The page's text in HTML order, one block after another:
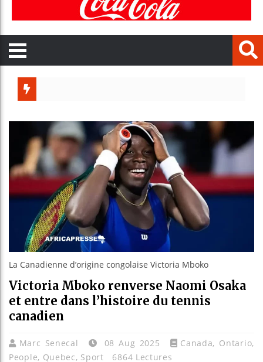
Aliko
La Canadienne d’origine congolaise Victoria Mboko
Victoria Mboko renverse Naomi Osaka
et entre dans l’histoire du tennis
canadien
Marc Senecal 08 Aug 2025 Canada, Ontario,
People, Quebec, Sport 6864 Lectures